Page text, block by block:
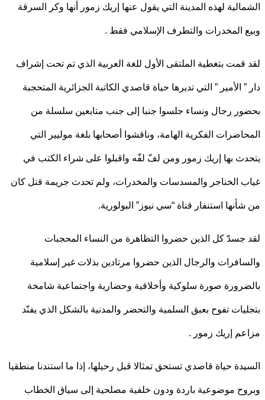
لهذه المدينة التي يقول عنها إريك زمور أنها وكر السرقة
المخدرات والتطرف الإسلامي فقط .
بتغطية الملتقى الأول للغة العربية الذي تم تحت إشراف
الأمير ” التي تديرها حياة قاصدي الكاتبة الجزائرية المتحجبة
رجال ونساء جلسوا جنبا إلى جنب متابعين سلسلة من
الفكرية الهامة، وناقشوا أصحابها بلغة موليير التي
بها إريك زمور ومن لفّ لفّه واقبلوا على شراء الكتب في
الخناجر والمسدسات والمخدرات، ولم تحدث جريمة قتل كان
استنفار قناة “سي نيوز” البولورية.
جسدّ كل الذين حضروا التظاهرة من النساء المحجبات
والرجال الذين حضروا مرتادين بذلات غير إسلامية
صورة سلوكية وأخلاقية وحضارية واجتماعية شامخة
تفوح بعبق السلمية والتحضر والمدنية بالشكل الذي يفنّد
إريك زمور .
حياة قاصدي تستحق تمثالا قبل رحيلها، إذا ما استندنا منطقيا
موضوعية باردة ودون خلفية مصلحية إلى سياق الخطاب